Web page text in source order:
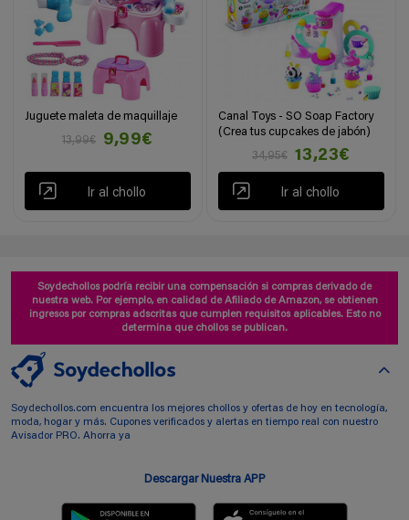
Juguete maleta de maquillaje
13,99€
9,99€
Ir al chollo
Canal Toys - SO Soap Factory
(Crea tus cupcakes de jabón)
34,95€
13,23€
Ir al chollo
Soydechollos podría recibir una compensación si compras derivado de
nuestra web. Por ejemplo, en calidad de Afiliado de Amazon, se obtienen
ingresos por compras adscritas que cumplen requisitos aplicables. Esto no
determina que chollos se publican.
Soydechollos.com encuentra los mejores chollos y ofertas de hoy en tecnología,
moda, hogar y más. Cupones verificados y alertas en tiempo real con nuestro
Avisador PRO. Ahorra ya
Descargar Nuestra APP